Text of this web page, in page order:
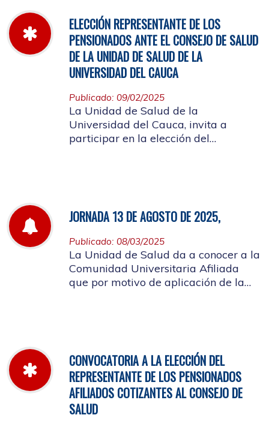
ELECCIÓN REPRESENTANTE DE LOS
PENSIONADOS ANTE EL CONSEJO DE SALUD
DE LA UNIDAD DE SALUD DE LA
UNIVERSIDAD DEL CAUCA
Publicado: 09/02/2025
La Unidad de Salud de la
Universidad del Cauca, invita a
participar en la elección del
JORNADA 13 DE AGOSTO DE 2025,
Publicado: 08/03/2025
La Unidad de Salud da a conocer a la
Comunidad Universitaria Afiliada
que por motivo de aplicación de la
CONVOCATORIA A LA ELECCIÓN DEL
REPRESENTANTE DE LOS PENSIONADOS
AFILIADOS COTIZANTES AL CONSEJO DE
SALUD